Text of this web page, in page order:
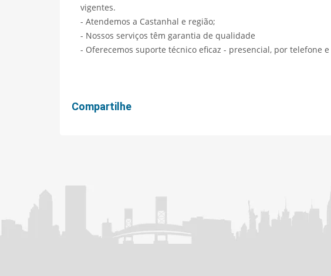
vigentes.
- Atendemos a Castanhal e região;
- Nossos serviços têm garantia de qualidade
- Oferecemos suporte técnico eficaz - presencial, por telefone e
Compartilhe